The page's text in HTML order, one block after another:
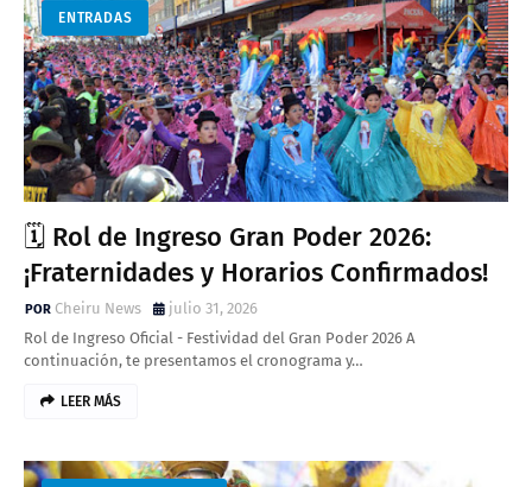
ENTRADAS
🗓️ Rol de Ingreso Gran Poder 2026:
¡Fraternidades y Horarios Confirmados!
Cheiru News
julio 31, 2026
Rol de Ingreso Oficial - Festividad del Gran Poder 2026 A
continuación, te presentamos el cronograma y…
LEER MÁS